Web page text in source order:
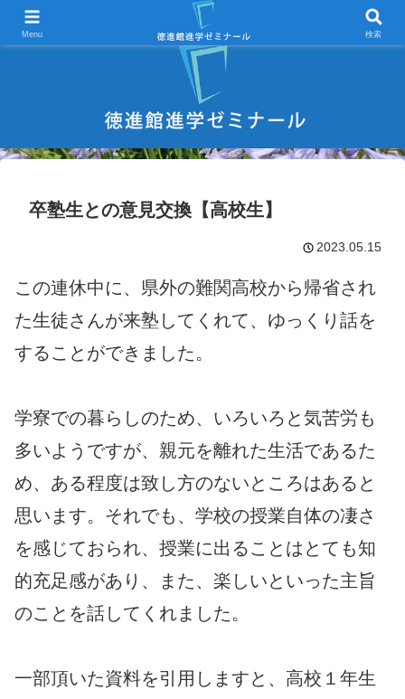
宇部市 学習塾 中学受験 高校受験 大学受験 進学塾 試験対策
卒塾生との意見交換【高校生】
2023.05.15
この連休中に、県外の難関高校から帰省され
た生徒さんが来塾してくれて、ゆっくり話を
することができました。
学寮での暮らしのため、いろいろと気苦労も
多いようですが、親元を離れた生活であるた
め、ある程度は致し方のないところはあると
思います。それでも、学校の授業自体の凄さ
を感じておられ、授業に出ることはとても知
的充足感があり、また、楽しいといった主旨
のことを話してくれました。
一部頂いた資料を引用しますと、高校１年生
Menu 検索